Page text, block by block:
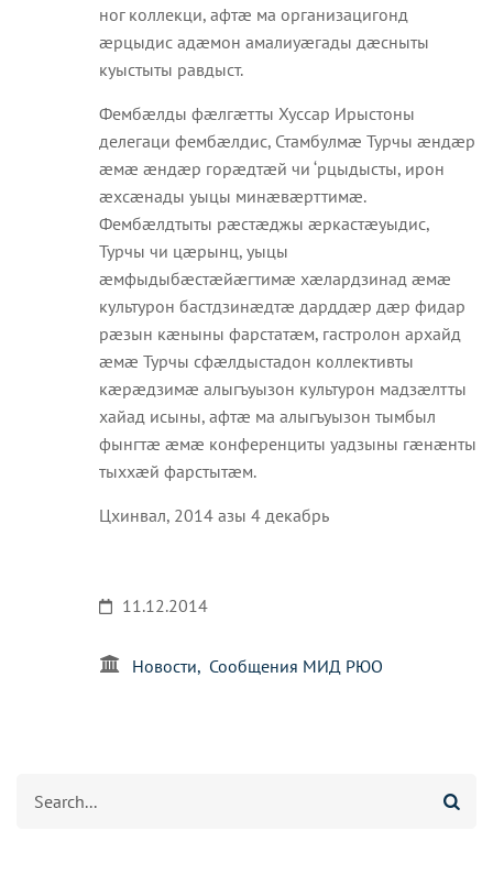
ног коллекци, афтæ ма организацигонд
æрцыдис адæмон амалиуæгады дæсныты
куыстыты равдыст.
Фембæлды фæлгæтты Хуссар Ирыстоны
делегаци фембæлдис, Стамбулмæ Турчы æндæр
æмæ æндæр горæдтæй чи ‘рцыдысты, ирон
æхсæнады уыцы минæвæрттимæ.
Фембæлдтыты рæстæджы æркастæуыдис,
Турчы чи цæрынц, уыцы
æмфыдыбæстæйæгтимæ хæлардзинад æмæ
культурон бастдзинæдтæ дарддæр дæр фидар
рæзын кæныны фарстатæм, гастролон архайд
æмæ Турчы сфæлдыстадон коллективты
кæрæдзимæ алыгъуызон культурон мадзæлтты
хайад исыны, афтæ ма алыгъуызон тымбыл
фынгтæ æмæ конференциты уадзыны гæнæнты
тыххæй фарстытæм.
Цхинвал, 2014 азы 4 декабрь
11.12.2014
Новости Сообщения МИД РЮО